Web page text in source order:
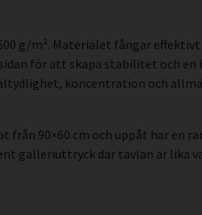
g/m². Materialet fångar
för att skapa stabilitet och
koncentration och
90×60 cm och uppåt har en
galleriuttryck där tavlan är lika